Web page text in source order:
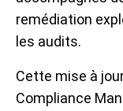
remédiation
les audits.
Cette mise à
Compliance